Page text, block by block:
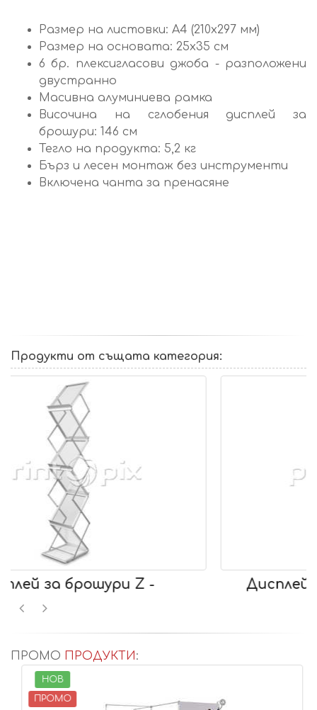
Размер на листовки: А4 (210x297 мм)
Размер на основата: 25х35 см
6 бр. плексигласови джоба - разположени
двустранно
Масивна алуминиева рамка
Височина на сглобения дисплей за
брошури: 146 см
Тегло на продукта: 5,2 кг
Бърз и лесен монтаж без инструменти
Включена чанта за пренасяне
Продукти от същата категория:
Дисплей за брошури сгъваем -
ПРОМО ПРОДУКТИ :
НОВ
ПРОМО